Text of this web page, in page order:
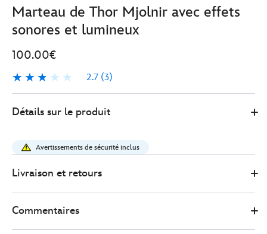
Marteau de Thor Mjolnir avec effets
sonores et lumineux
100.00€
2.7 (3)
2.7
3
Store
100.00
thor-
mjolnir-
sonores-
Détails sur le produit
Avertissements de sécurité inclus
Livraison et retours
Commentaires